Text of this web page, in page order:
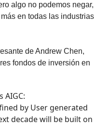
algo no podemos negar,
en todas las industrias
de Andrew Chen,
fondos de inversión en
AIGC:
by User generated
decade will be built on